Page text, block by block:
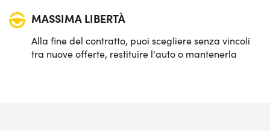
MASSIMA LIBERTÀ
Alla fine del contratto, puoi scegliere senza vincoli
tra nuove offerte, restituire l'auto o mantenerla